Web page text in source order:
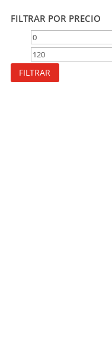
FILTRAR POR PRECIO
Precio
mínimo
FILTRAR